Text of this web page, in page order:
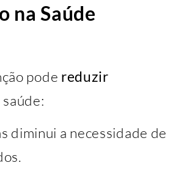
na Saúde
pode reduzir
diminui a necessidade de